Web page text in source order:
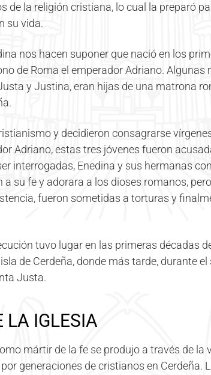
de la religión cristiana, lo cual la preparó
su vida.
nos hacen suponer que nació en los
de Roma el emperador Adriano. Algunas
y Justina, eran hijas de una matrona
y decidieron consagrarse
Adriano, estas tres jóvenes fueron
interrogadas, Enedina y sus hermanas
su fe y adorara a los dioses romanos,
fueron sometidas a torturas y
tuvo lugar en las primeras décadas
de Cerdeña, donde más tarde, durante el
Justa.
LA IGLESIA
mártir de la fe se produjo a través de la
generaciones de cristianos en Cerdeña.